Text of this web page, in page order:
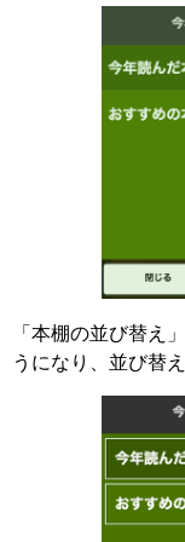
「本棚の並び替え
うになり、並び替